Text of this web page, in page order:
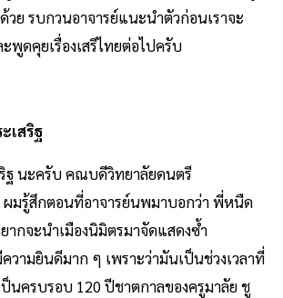
วย รบกวนอาจารย์แนะนำตัวก่อนเราจะ
ะพูดคุยเรื่องเสรีไทยต่อไปครับ
เสริฐ
ฐ นะครับ คณบดีวิทยาลัยดนตรี
ผมรู้สึกตอนที่อาจารย์นพมาบอกว่า พี่หนืด
กจะนำเมืองนิมิตรมาจัดแสดงซ้ำ
วามยินดีมาก ๆ เพราะว่ามันเป็นช่วงเวลาที่
ป็นครบรอบ 120 ปีชาตกาลของครูมาลัย ชู